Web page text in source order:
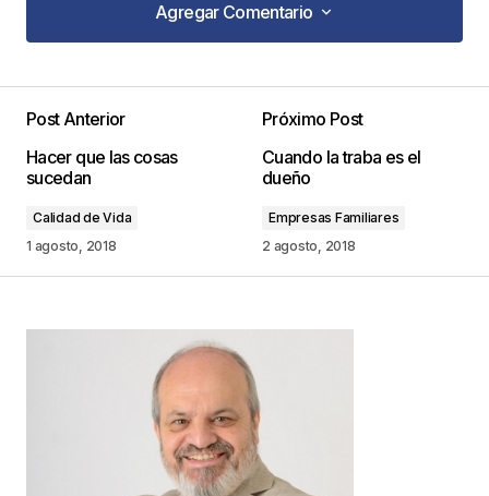
Agregar Comentario
Agregar Comentario
publicada. Los campos obligatorios están
marcados con
Comentario
*
Post Anterior
Hacer que las cosas
sucedan
Calidad de Vida
1 agosto, 2018
Próximo Post
Cuando la traba es el
dueño
Empresas Familiares
2 agosto, 2018